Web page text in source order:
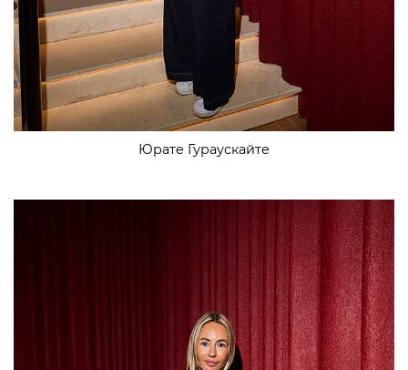
Юрате Гураускайте